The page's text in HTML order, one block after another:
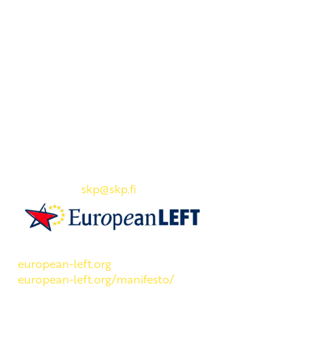
skp@skp.fi
european-left.org
european-left.org/manifesto/